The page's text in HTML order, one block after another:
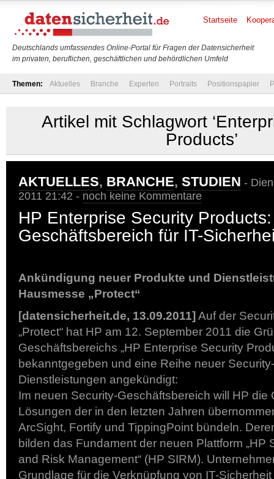
Deutschlands umfassendes Online-Portal für Fragen der Datensicherheit
im privaten, beruflichen, geschäftlichen und behördlichen Umfeld
Startseite
Themen: Aktuelles Branche Experten Portraits Positionspapier
Artikel mit Schlagwort
Products’
AKTUELLES, BRANCHE, STUDIEN -
2011 21:42 - noch keine Kommentare
HP Enterprise Security
Geschäftsbereich für IT-
Ankündigung neuer Produkte und
Hausmesse „Protect“
[datensicherheit.de, 13.09.2011] Auf der
„Protect“ hat HP am 12. September 2011 die
Geschäftsbereichs „HP Enterprise Security
bekanntgegeben und eine Reihe neuer
Dienstleistungen angekündigt:
Im neuen Security-Geschäftsbereich will HP die
Lösungen der in den letzten Jahren
ArcSight, Fortify und TippingPoint bündeln.
bilden das Fundament der neuen Plattform „HP
and Risk Management“ (HP SIRM).
Grundlage für die Verknüpfung von IT-